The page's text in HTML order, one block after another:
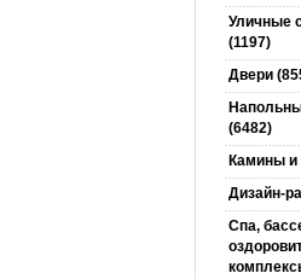
Уличные
(1197)
Двери
(6482)
Камины и
Дизайн-
Спа,